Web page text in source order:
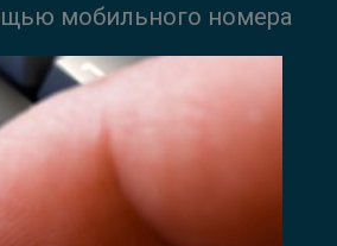
мобильного номера